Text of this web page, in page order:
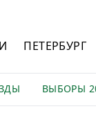
ПЕТЕРБУРГ
ВЫБОРЫ